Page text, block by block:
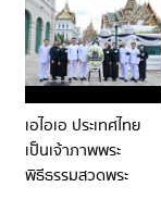
เอไอเอ ประเทศไทย
เป็นเจ้าภาพพระ
พิธีธรรมสวดพระ